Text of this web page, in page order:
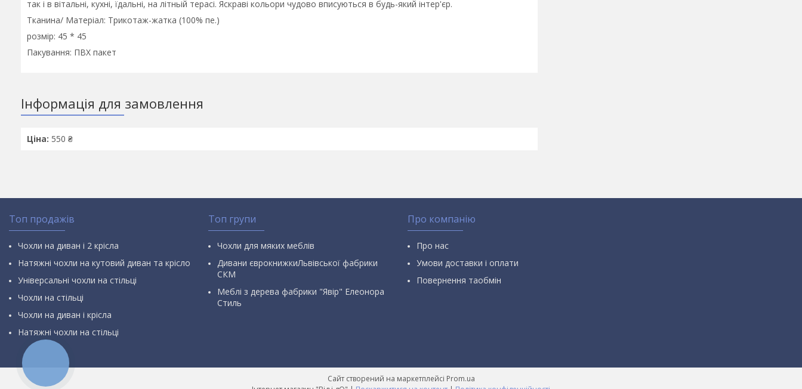
так і в вітальні, кухні, їдальні, на літньій терасі. Яскраві кольори чудово вписуються в будь-який інтер'єр.
Тканина/ Матеріал: Трикотаж-жатка (100% пе.)
розмір: 45 * 45
Пакування: ПВХ пакет
Інформація для замовлення
Ціна: 550 ₴
Топ продажів
Чохли на диван і 2 крісла
Натяжні чохли на кутовий диван та крісло
Універсальні чохли на стільці
Чохли на стільці
Чохли на диван і крісла
Натяжні чохли на стільці
Топ групи
Чохли для мяких меблів
Дивани єврокнижкиЛьвівської фабрики
СКМ
Меблі з дерева фабрики "Явір" Елеонора
Стиль
Про компанію
Про нас
Умови доставки і оплати
Повернення таобмін
Сайт створений на маркетплейсі Prom.ua